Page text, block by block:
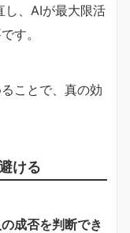
し、AIが最大限活
す。
ことで、真の効
ける
成否を判断でき